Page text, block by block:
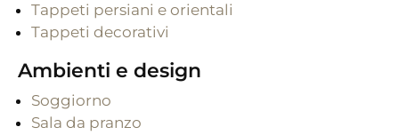
Tappeti persiani e orientali
Tappeti decorativi
Ambienti e design
Soggiorno
Sala da pranzo